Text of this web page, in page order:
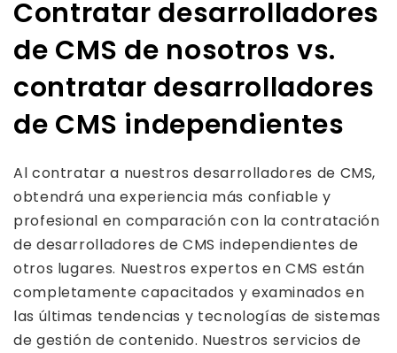
Contratar desarrolladores
de CMS de nosotros vs.
contratar desarrolladores
de CMS independientes
Al contratar a nuestros desarrolladores de CMS,
obtendrá una experiencia más confiable y
profesional en comparación con la contratación
de desarrolladores de CMS independientes de
otros lugares. Nuestros expertos en CMS están
completamente capacitados y examinados en
las últimas tendencias y tecnologías de sistemas
de gestión de contenido. Nuestros servicios de